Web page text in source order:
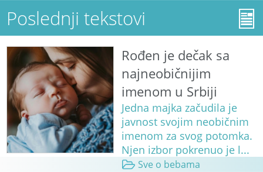
Poslednji tekstovi
Rođen je dečak sa
najneobičnijim
imenom u Srbiji
Jedna majka začudila je
javnost svojim neobičnim
imenom za svog potomka.
Njen izbor pokrenuo je l...
Sve o bebama